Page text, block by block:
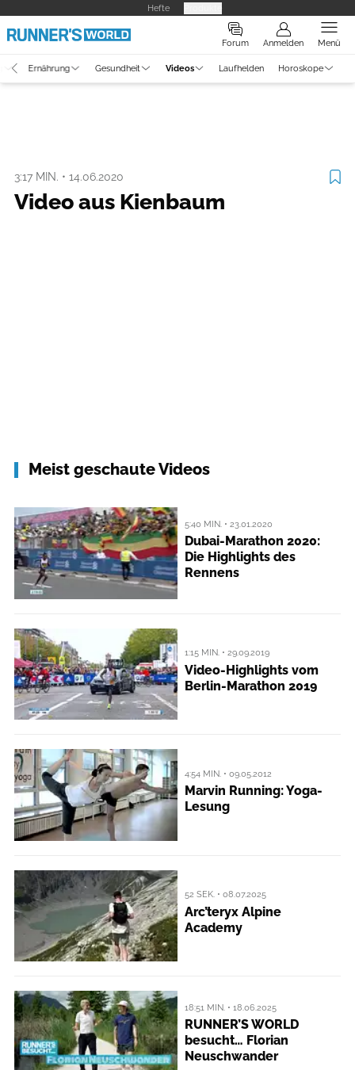
Hefte
Forum Anmelden Menü
Ernährung Gesundheit Videos Laufhelden Horoskope
3:17 MIN. • 14.06.2020
Video aus Kienbaum
Meist geschaute Videos
5:40 MIN. • 23.01.2020
Dubai-Marathon 2020:
Die Highlights des
Rennens
1:15 MIN. • 29.09.2019
Video-Highlights vom
Berlin-Marathon 2019
4:54 MIN. • 09.05.2012
Marvin Running: Yoga-
Lesung
52 SEK. • 08.07.2025
Arc’teryx Alpine
Academy
18:51 MIN. • 18.06.2025
RUNNER’S WORLD
besucht… Florian
Neuschwander